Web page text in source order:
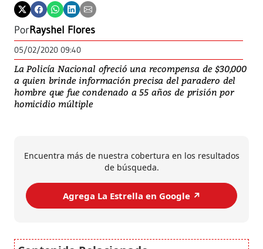
PorRayshel Flores
05/02/2020 09:40
La Policía Nacional ofreció una recompensa de $30,000
a quien brinde información precisa del paradero del
hombre que fue condenado a 55 años de prisión por
homicidio múltiple
Encuentra más de nuestra cobertura en los resultados
de búsqueda.
Agrega La Estrella en Google ↗️